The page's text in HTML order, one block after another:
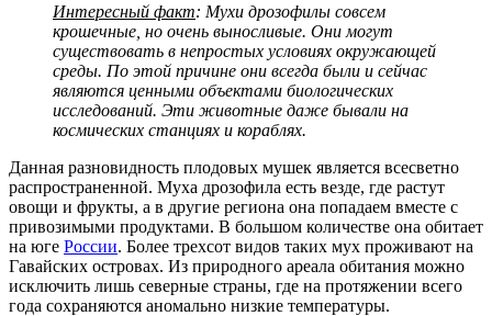
Интересный факт: Мухи дрозофилы совсем
крошечные, но очень выносливые. Они могут
существовать в непростых условиях окружающей
среды. По этой причине они всегда были и сейчас
являются ценными объектами биологических
исследований. Эти животные даже бывали на
космических станциях и кораблях.
Данная разновидность плодовых мушек является всесветно
распространенной. Муха дрозофила есть везде, где растут
овощи и фрукты, а в другие региона она попадаем вместе с
привозимыми продуктами. В большом количестве она обитает
на юге России. Более трехсот видов таких мух проживают на
Гавайских островах. Из природного ареала обитания можно
исключить лишь северные страны, где на протяжении всего
года сохраняются аномально низкие температуры.